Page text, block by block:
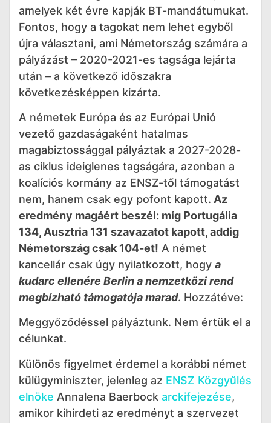
amelyek két évre kapják BT-mandátumukat.
Fontos, hogy a tagokat nem lehet egyből
újra választani, ami Németország számára a
pályázást – 2020-2021-es tagsága lejárta
után – a következő időszakra
következésképpen kizárta.
A németek Európa és az Európai Unió
vezető gazdaságaként hatalmas
magabiztossággal pályáztak a 2027-2028-
as ciklus ideiglenes tagságára, azonban a
koalíciós kormány az ENSZ-től támogatást
nem, hanem csak egy pofont kapott. Az
eredmény magáért beszél: míg Portugália
134, Ausztria 131 szavazatot kapott, addig
Németország csak 104-et! A német
kancellár csak úgy nyilatkozott, hogy a
kudarc ellenére Berlin a nemzetközi rend
megbízható támogatója marad. Hozzátéve:
Meggyőződéssel pályáztunk. Nem értük el a
célunkat.
Különös figyelmet érdemel a korábbi német
külügyminiszter, jelenleg az ENSZ Közgyűlés
elnöke Annalena Baerbock arckifejezése,
amikor kihirdeti az eredményt a szervezet